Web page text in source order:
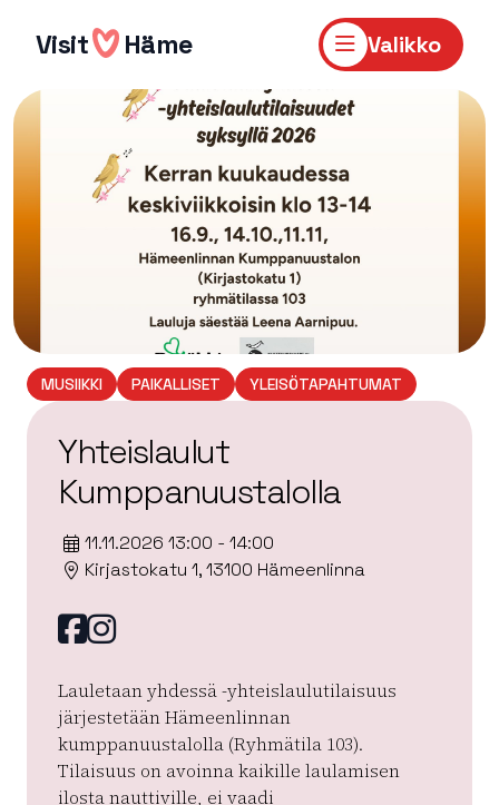
sisältöön
Visit Häme Valikko
MUSIIKKI PAIKALLISET YLEISÖTAPAHTUMAT
Yhteislaulut
Kumppanuustalolla
11.11.2026 13:00 - 14:00
Kirjastokatu 1, 13100 Hämeenlinna
Facebook
instagram
Lauletaan yhdessä -yhteislaulutilaisuus
järjestetään Hämeenlinnan
kumppanuustalolla (Ryhmätila 103).
Tilaisuus on avoinna kaikille laulamisen
ilosta nauttiville, ei vaadi